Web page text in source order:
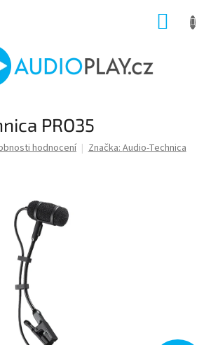
PRO35
hodnocení Značka:Audio-Technica